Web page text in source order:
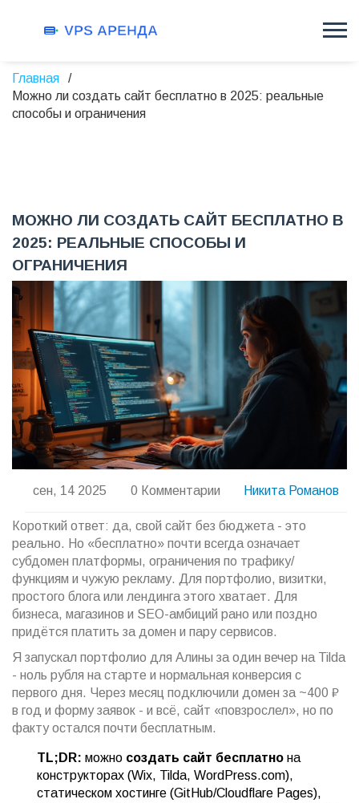
Главная
Можно ли создать сайт бесплатно в 2025: реальные
способы и ограничения
МОЖНО ЛИ СОЗДАТЬ САЙТ БЕСПЛАТНО В
2025: РЕАЛЬНЫЕ СПОСОБЫ И
ОГРАНИЧЕНИЯ
сен, 14 2025 0 Комментарии Никита Романов
Короткий ответ: да, свой сайт без бюджета - это
реально. Но «бесплатно» почти всегда означает
субдомен платформы, ограничения по трафику/
функциям и чужую рекламу. Для портфолио, визитки,
простого блога или лендинга этого хватает. Для
бизнеса, магазинов и SEO-амбиций рано или поздно
придётся платить за домен и пару сервисов.
Я запускал портфолио для Алины за один вечер на Tilda
- ноль рубля на старте и нормальная конверсия с
первого дня. Через месяц подключили домен за ~400 ₽
в год и форму заявок - и всё, сайт «повзрослел», но по
факту остался почти бесплатным.
TL;DR: можно создать сайт бесплатно на
конструкторах (Wix, Tilda, WordPress.com),
статическом хостинге (GitHub/Cloudflare Pages),